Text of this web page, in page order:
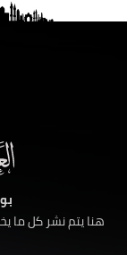
هنا يتم نشر كل ما